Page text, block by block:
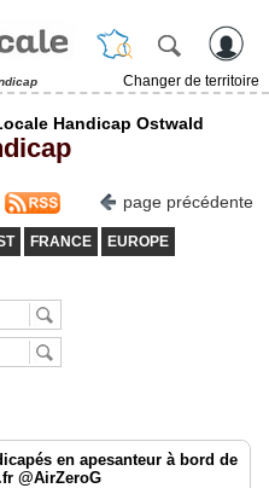
Changer de territoire
Handicap Ostwald
page précédente
FRANCE EUROPE
en apesanteur à bord de
@AirZeroG